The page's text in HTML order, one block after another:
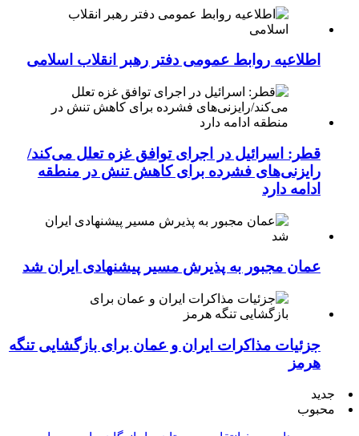
اطلاعیه روابط عمومی دفتر رهبر انقلاب اسلامی
قطر: اسرائیل در اجرای توافق غزه تعلل می‌کند/
رایزنی‌های فشرده برای کاهش تنش در منطقه
ادامه دارد
عمان مجبور به پذیرش مسیر پیشنهادی ایران شد
جزئیات مذاکرات ایران و عمان برای بازگشایی تنگه
هرمز
جدید
محبوب